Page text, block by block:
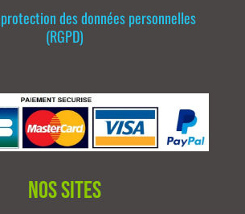
des données personnelles
(RGPD)
Nos sites